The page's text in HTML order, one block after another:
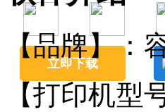
立即下载
【品牌】：
【打印机型